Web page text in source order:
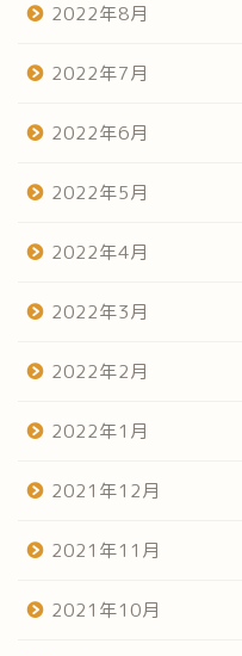
2022年8月
2022年7月
2022年6月
2022年5月
2022年4月
2022年3月
2022年2月
2022年1月
2021年12月
2021年11月
2021年10月